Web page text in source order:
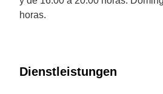
horas.
Dienstleistungen